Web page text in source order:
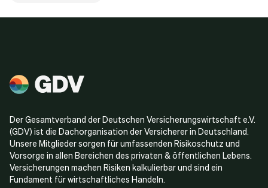
Der Gesamtverband der Deutschen Versicherungswirtschaft e.V.
(GDV) ist die Dachorganisation der Versicherer in Deutschland.
Unsere Mitglieder sorgen für umfassenden Risikoschutz und
Vorsorge in allen Bereichen des privaten & öffentlichen Lebens.
Versicherungen machen Risiken kalkulierbar und sind ein
Fundament für wirtschaftliches Handeln.